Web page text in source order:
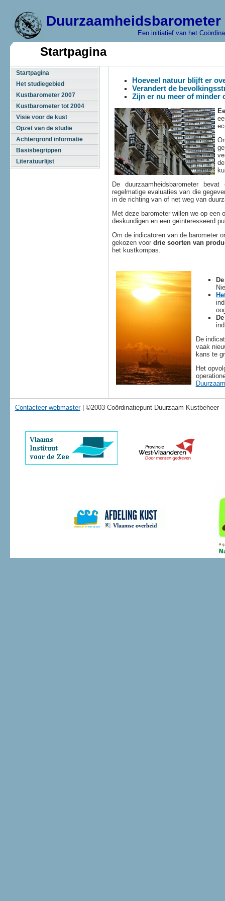
Een initiatief van het
Startpagina
Startpagina
Het studiegebied
Kustbarometer 2007
Kustbarometer tot 2004
Visie voor de kust
Opzet van de studie
Achtergrond informatie
Basisbegrippen
Literatuurlijst
Hoeveel natuur blijft er
Verandert de
Zijn er nu meer of minder
De duurzaamheidsbarometer
regelmatige evaluaties van die
in de richting van of net weg van
Met deze barometer willen we op een
deskundigen en een geïnteresseerd
Om de indicatoren van de barometer
gekozen voor drie soorten van
het kustkompas.
De
vaak
kans te
Het
Contacteer webmaster| ©2003 Coördinatiepunt Duurzaam Kustbeheer -